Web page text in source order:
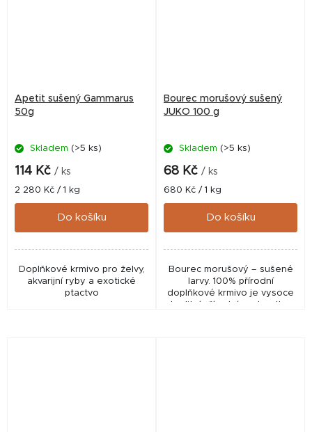
Apetit sušený Gammarus
50g
Skladem (>5 ks)
114 Kč / ks
Měrná
cena:
2 280 Kč / 1 kg
Do košíku
Doplňkové krmivo pro želvy,
akvarijní ryby a exotické
ptactvo
Bourec morušový sušený
JUKO 100 g
Skladem (>5 ks)
68 Kč / ks
Měrná
cena:
680 Kč / 1 kg
Do košíku
Bourec morušový – sušené
larvy. 100% přírodní
doplňkové krmivo je vysoce